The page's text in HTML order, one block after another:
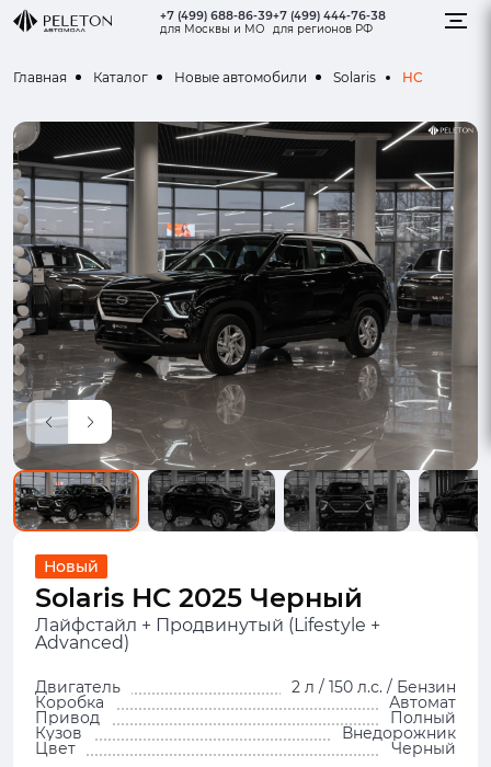
+7 (499) 688-86-39
для Москвы и МО
+7 (499) 444-76-38
для регионов РФ
Главная Каталог Новые автомобили Solaris HC
Новый
Solaris HC 2025 Черный
Лайфстайл + Продвинутый (Lifestyle +
Advanced)
Двигатель 2 л / 150 л.с. / Бензин
Коробка Автомат
Привод Полный
Кузов Внедорожник
Цвет Черный